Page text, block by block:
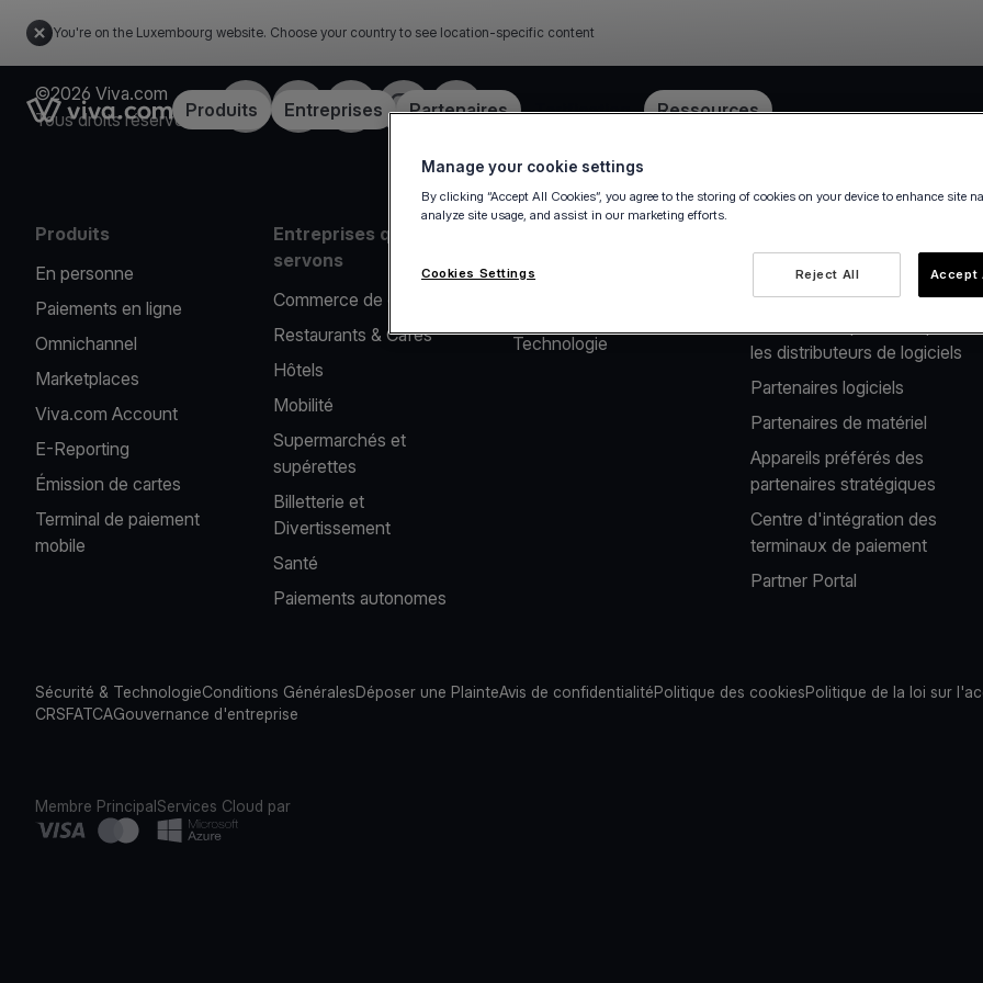
You're on the Luxembourg website. Choose your country to see location-specific content
Link to the homepageProduits Entreprises Partenaires Tarification Ressources
©2026 Viva.com
Tous droits réservés
Facebook
X LinkedInInstagramYouTube
Produits
En personne
Paiements en ligne
Omnichannel
Marketplaces
Viva.com Account
E-Reporting
Émission de cartes
Terminal de paiement
mobile
Entreprises que nous
servons
Commerce de détail
Restaurants & Cafés
Hôtels
Mobilité
Supermarchés et
supérettes
Billetterie et
Divertissement
Santé
Paiements autonomes
Notre société
Technologie
distributeurs de
logiciels
les distributeurs de logiciels
Partenaires logiciels
Partenaires de matériel
Appareils préférés des
partenaires stratégiques
Centre d'intégration des
terminaux de paiement
Partner Portal
Sécurité & TechnologieConditions GénéralesDéposer une PlainteAvis de confidentialitéPolitique des cookiesPolitique de la loi sur
CRSFATCAGouvernance d'entreprise
Membre PrincipalServices Cloud par
Manage your cookie settings
By clicking “Accept All Cookies”, you agree to the storing of cookies on your device to enhance site
analyze site usage, and assist in our marketing efforts.
Reject All Accept
Cookies Settings